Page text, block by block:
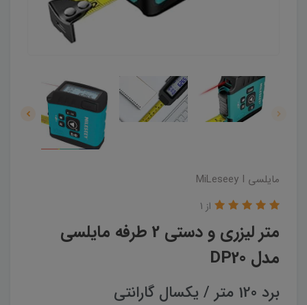
مایلسی MiLeseey I
متر لیزری و دستی 2 طرفه مایلسی
مدل DP20
از 1
برد 120 متر / یکسال گارانتی